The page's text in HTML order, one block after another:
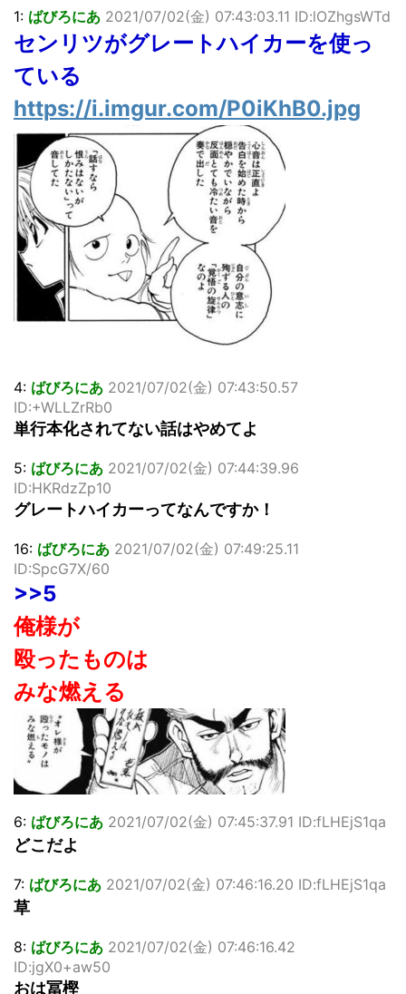
す。
【信長の野望・新生】米問屋をどういう時にどこに建てるの
かわからない
NHKにようこそ！を見終えたんだがｗｗｗ
Powered by livedoor 相互RSS
1: ばびろにあ 2021/07/02(金) 07:43:03.11 ID:lOZhgsWTd
センリツがグレートハイカーを使っ
ている
https://i.imgur.com/P0iKhB0.jpg
4: ばびろにあ 2021/07/02(金) 07:43:50.57
ID:+WLLZrRb0
単行本化されてない話はやめてよ
5: ばびろにあ 2021/07/02(金) 07:44:39.96
ID:HKRdzZp10
グレートハイカーってなんですか！
16: ばびろにあ 2021/07/02(金) 07:49:25.11
ID:SpcG7X/60
>>5
俺様が
殴ったものは
みな燃える
6: ばびろにあ 2021/07/02(金) 07:45:37.91 ID:fLHEjS1qa
どこだよ
7: ばびろにあ 2021/07/02(金) 07:46:16.20 ID:fLHEjS1qa
草
8: ばびろにあ 2021/07/02(金) 07:46:16.42
ID:jgX0+aw50
おは冨樫